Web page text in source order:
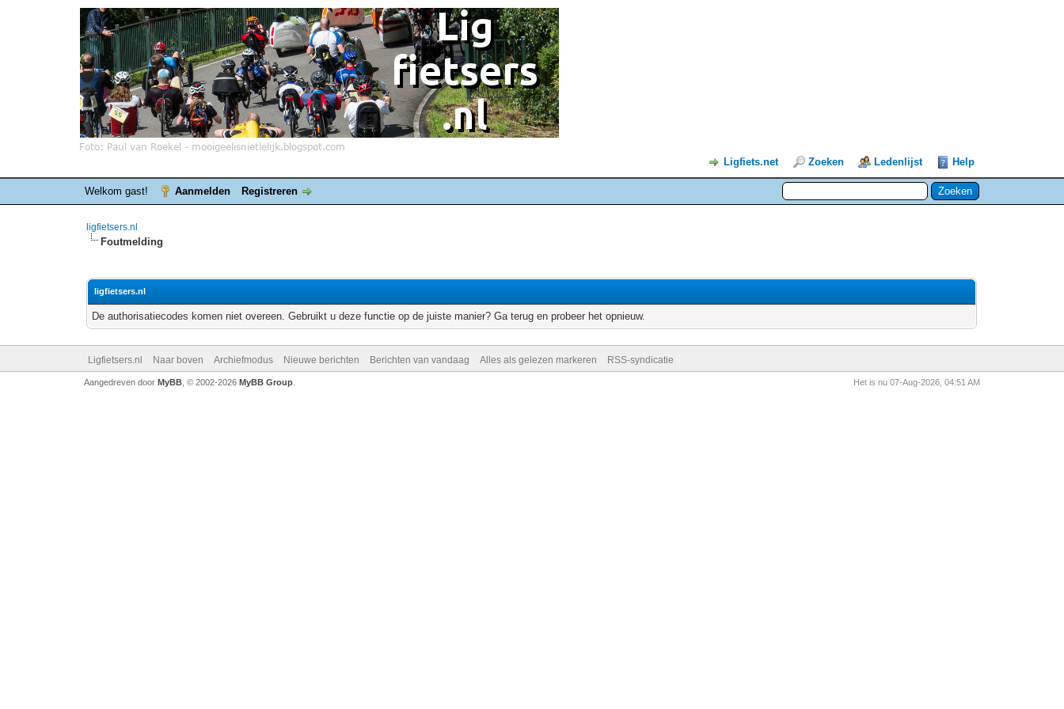
Ligfiets.net Zoeken Ledenlijst Help
Welkom gast! Aanmelden Registreren
ligfietsers.nl
Foutmelding
ligfietsers.nl
De authorisatiecodes komen niet overeen. Gebruikt u deze functie op de juiste manier? Ga terug en probeer het opnieuw.
Ligfietsers.nl Naar boven Archiefmodus Nieuwe berichten Berichten van vandaag Alles als gelezen markeren RSS-syndicatie
Het is nu 07-Aug-2026, 04:51 AM
Aangedreven door MyBB, © 2002-2026 MyBB Group.